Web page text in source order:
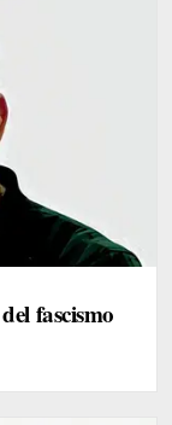
fascismo